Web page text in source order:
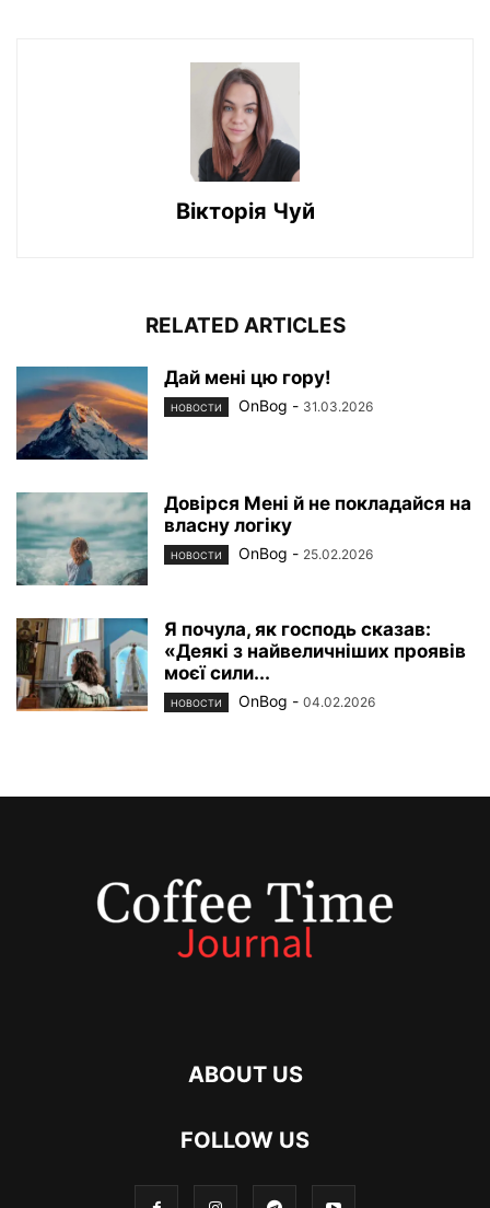
Вiкторiя Чуй
RELATED ARTICLES
Дай мені цю гору!
НОВОСТИ OnBog - 31.03.2026
Довірся Мені й не покладайся на
власну логіку
НОВОСТИ OnBog - 25.02.2026
Я почула, як господь сказав:
«Деякі з найвеличніших проявів
моєї сили...
НОВОСТИ OnBog - 04.02.2026
ABOUT US
FOLLOW US